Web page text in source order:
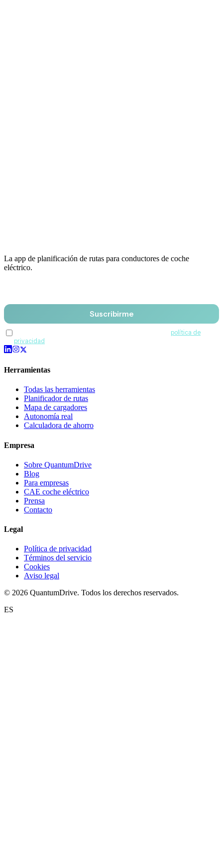
La app de planificación de rutas para conductores de coche
eléctrico.
Suscribirme
política de
privacidad
Herramientas
Todas las herramientas
Planificador de rutas
Mapa de cargadores
Autonomía real
Calculadora de ahorro
Empresa
Sobre QuantumDrive
Blog
Para empresas
CAE coche eléctrico
Prensa
Contacto
Legal
Política de privacidad
Términos del servicio
Cookies
Aviso legal
© 2026 QuantumDrive. Todos los derechos reservados.
ES